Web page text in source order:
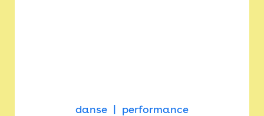
danse performance